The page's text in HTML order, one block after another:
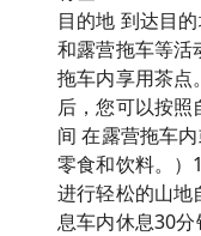
目的地 到达目
和露营拖车等活
拖车内享用茶点
后，您可以按
间 在露营拖车
零食和饮料。）
进行轻松的山地
息车内休息30